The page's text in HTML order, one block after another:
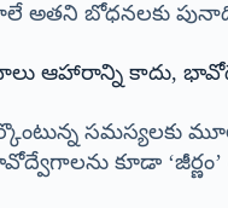
అతని బోధనలకు
ఆహారాన్ని కాదు,
సమస్యలకు
కూడా